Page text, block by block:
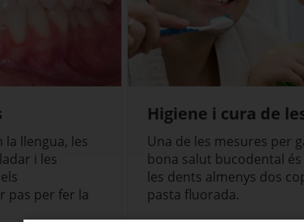
la llengua, les
i les
pas per fer la
Higiene i cura de
Una de les mesures per
bona salut bucodental
les dents almenys dos
pasta fluorada.